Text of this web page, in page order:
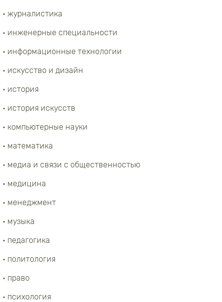
• журналистика
• инженерные специальности
• информационные технологии
• искусство и дизайн
• история
• история искусств
• компьютерные науки
• математика
• медиа и связи с общественностью
• медицина
• менеджмент
• музыка
• педагогика
• политология
• право
• психология